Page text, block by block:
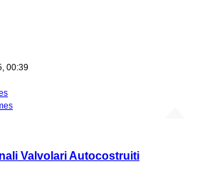
00:39
Valvolari Autocostruiti